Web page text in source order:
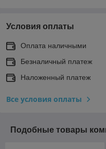
Условия оплаты
Оплата наличными
Безналичный платеж
Наложенный платеж
Все условия оплаты
Подобные товары